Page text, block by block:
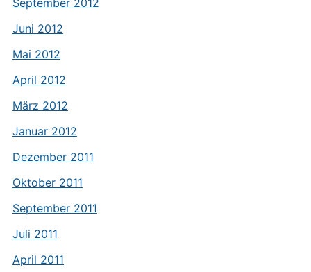
September 2012
Juni 2012
Mai 2012
April 2012
März 2012
Januar 2012
Dezember 2011
Oktober 2011
September 2011
Juli 2011
April 2011